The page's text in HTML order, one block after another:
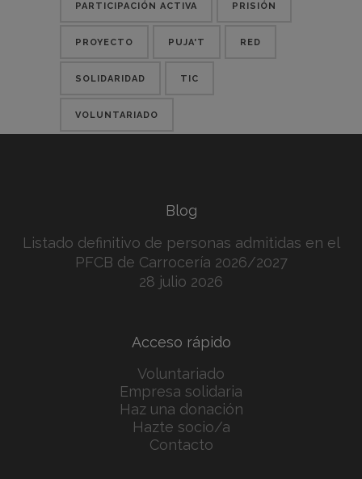
PARTICIPACIÓN ACTIVA PRISIÓN
PROYECTO PUJA'T RED
SOLIDARIDAD TIC
VOLUNTARIADO
Blog
Listado definitivo de personas admitidas en el
PFCB de Carrocería 2026/2027
28 julio 2026
Acceso rápido
Voluntariado
Empresa solidaria
Haz una donación
Hazte socio/a
Contacto